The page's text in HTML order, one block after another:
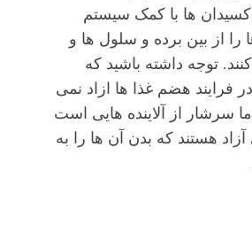
ها با کمک سیستم
را از بین برده و سلول ها و
توجه داشته باشید که
در فرایند هضم غذا ها ازاد نمی
سرشار از آلاینده هایی است
هستند که بدن آن ها را به